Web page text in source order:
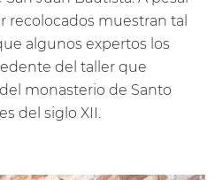
recolocados muestran tal
algunos expertos los
del taller que
monasterio de Santo
del siglo XII.